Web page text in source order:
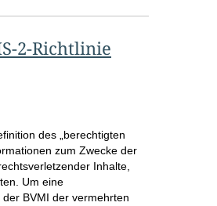
2-Richtlinie
des „berechtigten
zum Zwecke der
Inhalte,
Um eine
BVMI der vermehrten